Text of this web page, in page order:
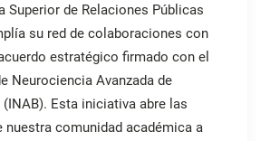
Superior de Relaciones Públicas
su red de colaboraciones con
estratégico firmado con el
Neurociencia Avanzada de
(INAB). Esta iniciativa abre las
nuestra comunidad académica a